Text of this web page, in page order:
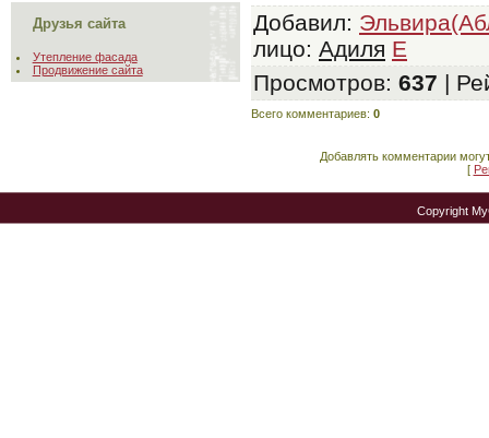
Друзья сайта
Утепление фасада
Продвижение сайта
Добавил:
лицо: Адиля E
Просмотров: 637 |
Всего комментариев: 0
Добавлять комментарии
[
Copyright